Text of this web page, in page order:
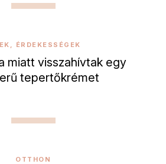
ÉRDEKESSÉGEK
miatt visszahívtak egy
tepertőkrémet
OTTHON